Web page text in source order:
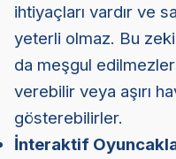
ihtiyaçları vardır ve
yeterli olmaz. Bu
da meşgul
verebilir veya aşırı
gösterebilirler.
İnteraktif